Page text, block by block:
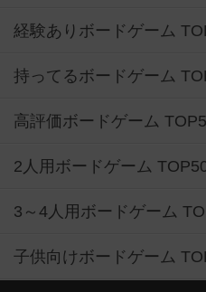
経験ありボードゲーム
持ってるボードゲーム
高評価ボードゲーム
2人用ボードゲーム
3～4人用ボードゲーム
子供向けボードゲーム